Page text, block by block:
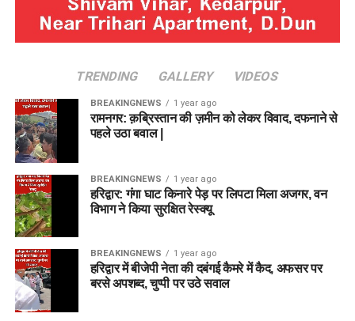
TRENDING GALLERY VIDEOS
BREAKINGNEWS 1 year ago
रामनगर: क़ब्रिस्तान की ज़मीन को लेकर विवाद, दफनाने से
पहले उठा बवाल |
BREAKINGNEWS 1 year ago
हरिद्वार: गंगा घाट किनारे पेड़ पर लिपटा मिला अजगर, वन
विभाग ने किया सुरक्षित रेस्क्यू
BREAKINGNEWS 1 year ago
हरिद्वार में बीजेपी नेता की दबंगई कैमरे में कैद, अफसर पर
बरसे अपशब्द, चुप्पी पर उठे सवाल